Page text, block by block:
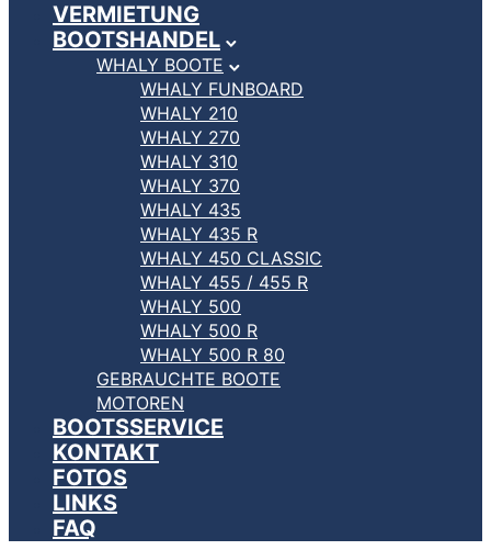
VERMIETUNG
BOOTSHANDEL
WHALY BOOTE
WHALY FUNBOARD
WHALY 210
WHALY 270
WHALY 310
WHALY 370
WHALY 435
WHALY 435 R
WHALY 450 CLASSIC
WHALY 455 / 455 R
WHALY 500
WHALY 500 R
WHALY 500 R 80
GEBRAUCHTE BOOTE
MOTOREN
BOOTSSERVICE
KONTAKT
FOTOS
LINKS
FAQ